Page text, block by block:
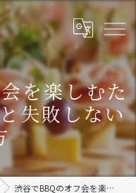
を楽しむた
失敗しない
渋谷でBBQのオフ会を楽しむための基本ポイントと失敗しない選び方